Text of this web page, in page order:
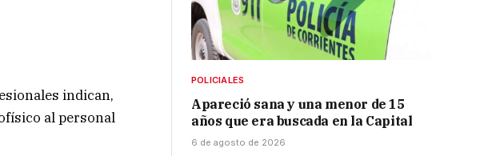
indican,
al personal
POLICIALES
Apareció sana y una menor de 15
años que era buscada en la Capital
6 de agosto de 2026